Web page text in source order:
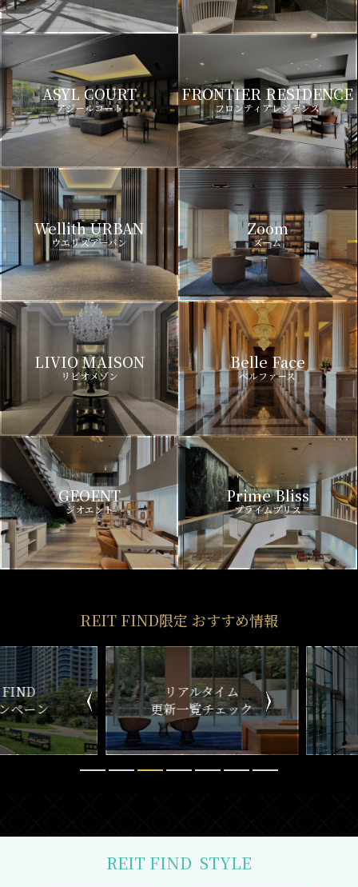
ASYL COURT
アジールコート
FRONTIER RESIDENCE
フロンティアレジデンス
Wellith URBAN
ウエリスアーバン
Zoom
ズーム
LIVIO MAISON
リビオメゾン
Belle Face
ベルファース
GEOENT
ジオエント
Prime Bliss
プライムブリス
REIT FIND限定 おすすめ情報
ン
リアルタイム
更新一覧チェック
新
REIT FIND STYLE